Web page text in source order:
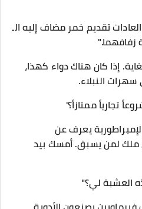
تقديم خمر مضاف إليه الـ
زفافهما."
إذا كان هناك دواء كهذا،
النبلاء.
تجارياً ممتازاً؟'
يعرف عن
ملك لمن يسبق. أمسك بيد
العشبة لي؟"